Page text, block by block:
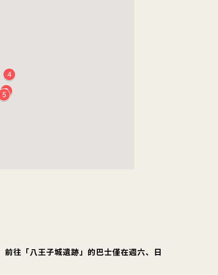
往「八王子城遺跡」的巴士僅在週六、日